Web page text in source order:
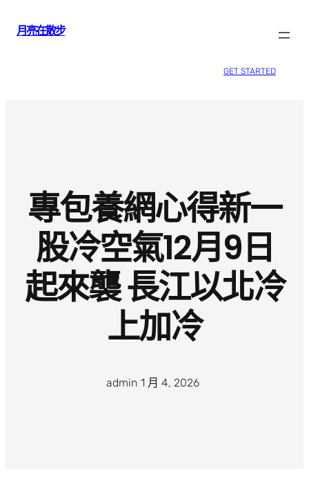
月亮在散步
GET STARTED
專包養網心得新一
股冷空氣12月9日
起來襲 長江以北冷
上加冷
admin 1 月 4, 2026